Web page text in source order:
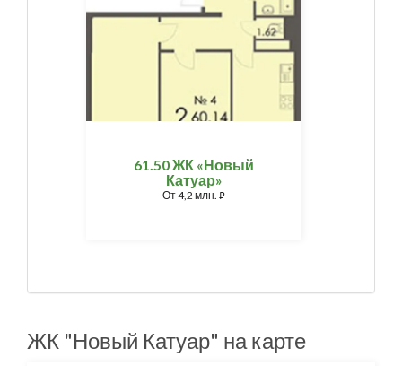
61.50 ЖК «Новый
Катуар»
От4,2 млн. ⃏
ЖК "Новый Катуар" на карте